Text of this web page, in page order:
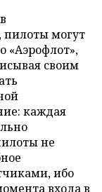
пилоты могут
«Аэрофлот»,
своим
каждая
не
ибо
входа в